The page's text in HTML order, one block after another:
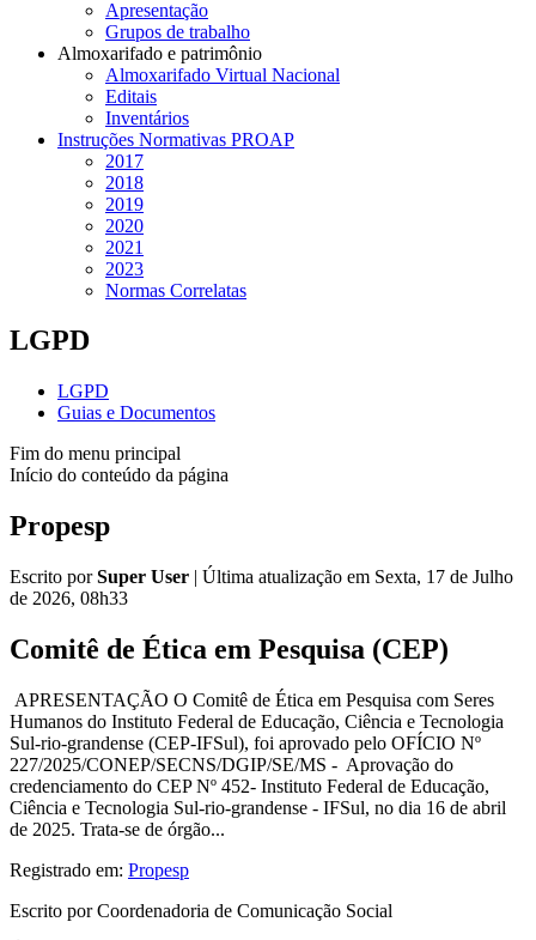
Apresentação
Grupos de trabalho
Almoxarifado e patrimônio
Almoxarifado Virtual Nacional
Editais
Inventários
Instruções Normativas PROAP
2017
2018
2019
2020
2021
2023
Normas Correlatas
LGPD
LGPD
Guias e Documentos
Fim do menu principal
Início do conteúdo da página
Propesp
Escrito porSuper User | Última atualização em Sexta, 17 de Julho
de 2026, 08h33
Comitê de Ética em Pesquisa (CEP)
APRESENTAÇÃO O Comitê de Ética em Pesquisa com Seres
Humanos do Instituto Federal de Educação, Ciência e Tecnologia
Sul-rio-grandense (CEP-IFSul), foi aprovado pelo OFÍCIO Nº
227/2025/CONEP/SECNS/DGIP/SE/MS - Aprovação do
credenciamento do CEP Nº 452- Instituto Federal de Educação,
Ciência e Tecnologia Sul-rio-grandense - IFSul, no dia 16 de abril
de 2025. Trata-se de órgão...
Registrado em: Propesp
Escrito por Coordenadoria de Comunicação Social